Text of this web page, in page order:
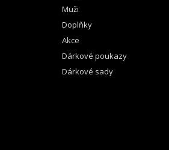
Muži
Doplňky
Akce
Dárkové poukazy
Dárkové sady